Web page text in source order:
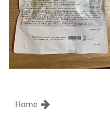
Home